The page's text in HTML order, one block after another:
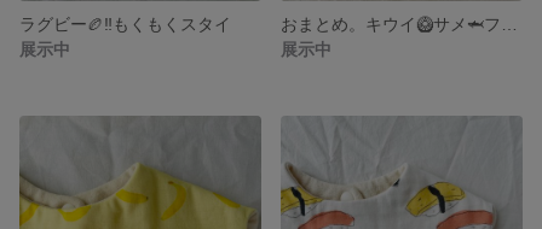
ラグビー🏉‼️もくもくスタイ
展示中
展示中